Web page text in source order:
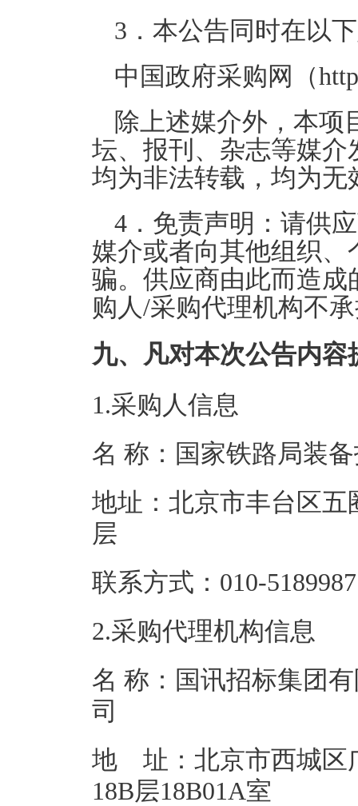
3．本公告同时在以
中国政府采购网（
除上述媒介外，本项
坛、报刊、杂志等媒
均为非法转载，均为无
4．免责声明：请供
媒介或者向其他组织
骗。供应商由此而造
购人/采购代理机构不
九、凡对本次公告内
1.采购人信息
名 称：国家铁路
地址：北京市丰台区五
层
联系方式：
2.采购代理机构信息
名 称：国讯招标集团
地 址：北京市西城区
18B层